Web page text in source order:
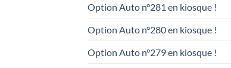
Option Auto n°281 en kiosque !
Option Auto n°280 en kiosque !
Option Auto n°279 en kiosque !